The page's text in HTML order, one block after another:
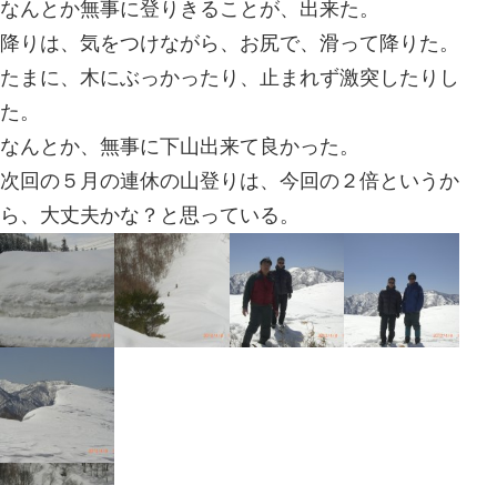
ので、山登りは、ダメといわれた。
まさか、まさかの現地に着いての、
せっかく、来たので、もうどこの山
ということで、山探し、
いろいろ探したが、見つからず、以
登る事になった。
登山口は、雪に埋もれて、道も分ら
上に向けてまっすぐ、まっすぐ登っ
急登だったので、落ちたら滑って下